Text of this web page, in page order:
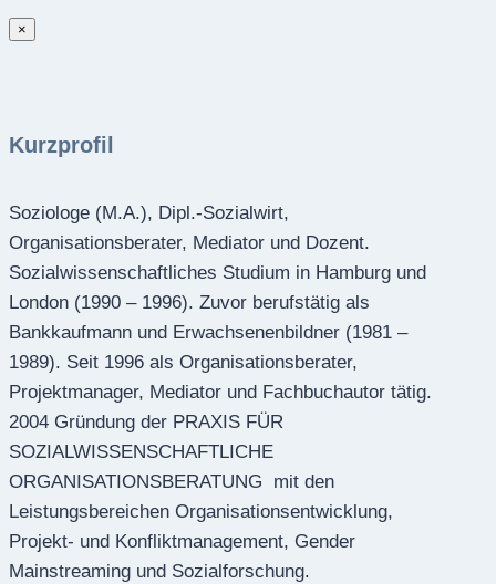
×
Kurzprofil
Soziologe (M.A.), Dipl.-Sozialwirt,
Organisationsberater, Mediator und Dozent.
Sozialwissenschaftliches Studium in Hamburg und
London (1990 – 1996). Zuvor berufstätig als
Bankkaufmann und Erwachsenenbildner (1981 –
1989). Seit 1996 als Organisationsberater,
Projektmanager, Mediator und Fachbuchautor tätig.
2004 Gründung der PRAXIS FÜR
SOZIALWISSENSCHAFTLICHE
ORGANISATIONSBERATUNG mit den
Leistungsbereichen Organisationsentwicklung,
Projekt- und Konfliktmanagement, Gender
Mainstreaming und Sozialforschung.